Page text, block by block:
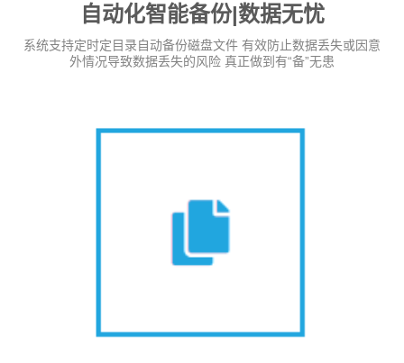
自动化智能备份|数据无忧
系统支持定时定目录自动备份磁盘文件 有效防止数据丢失或因意
外情况导致数据丢失的风险 真正做到有“备”无患